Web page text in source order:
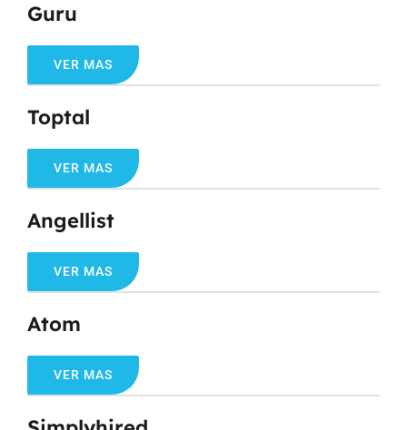
Guru
VER MAS
Toptal
VER MAS
Angellist
VER MAS
Atom
VER MAS